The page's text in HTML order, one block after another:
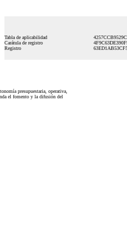
Tabla de aplicabilidad
Carátula de registro
Registro
presupuestaria, operativa,
el fomento y la difusión del